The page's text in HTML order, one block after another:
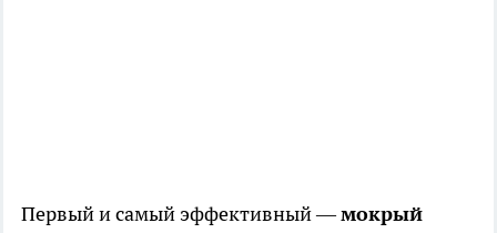
Первый и самый эффективный —мокрый